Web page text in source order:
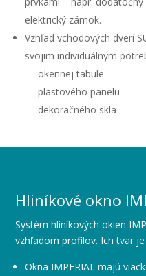
elektrický zámok.
Vzhľad vchodových dverí
svojim individuálnym
— okennej tabule
— plastového panelu
— dekoračného skla
Hliníkové okno
Systém hliníkových okien
vzhľadom profilov. Ich tvar
Okna IMPERIAL majú